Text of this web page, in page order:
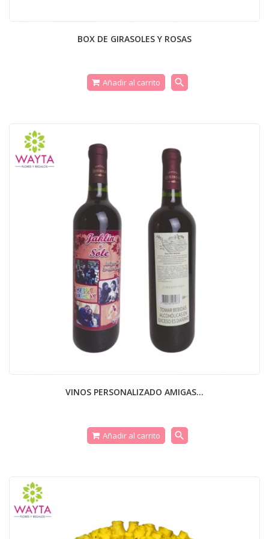
BOX DE GIRASOLES Y ROSAS
Añadir al carrito search
VINOS PERSONALIZADO AMIGAS...
Añadir al carrito search